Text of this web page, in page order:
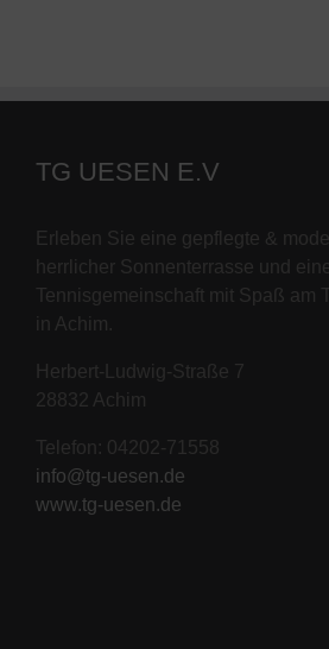
TG UESEN E.V
Erleben Sie eine gepflegte &
herrlicher Sonnenterrasse und
Tennisgemeinschaft mit Spaß am
in Achim.
Herbert-Ludwig-Straße 7
28832 Achim
Telefon: 04202-71558
info@tg-uesen.de
www.tg-uesen.de